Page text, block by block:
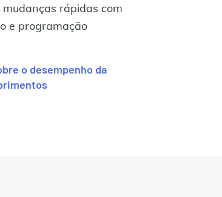
rápidas com
e programação
o desempenho da